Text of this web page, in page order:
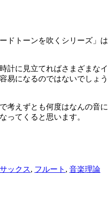
ドトーンを吹くシリーズ」は
計に見立てればさまざまなイ
易になるのではないでしょう
考えずとも何度はなんの音に
ってくると思います。
サックス, フルート , 音楽理論